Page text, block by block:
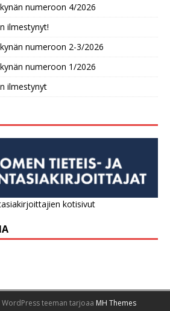
numeroon 4/2026
ilmestynyt!
numeroon 2-3/2026
numeroon 1/2026
ilmestynyt
kotisivut
teeman tarjoaa MH Themes